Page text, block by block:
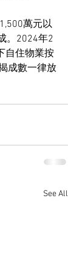
萬元以
。2024年2
自住物業按
成數一律放
See All